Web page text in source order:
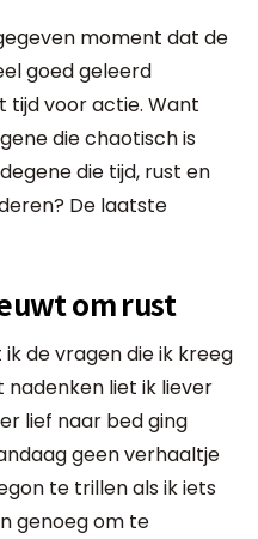
moment dat de
goed geleerd
tijd voor actie. Want
die chaotisch is
die tijd, rust en
De laatste
om rust
de vragen die ik kreeg
nadenken liet ik liever
lief naar bed ging
geen verhaaltje
te trillen als ik iets
genoeg om te